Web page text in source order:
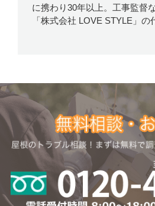
に携わり30年以上。工事監督
「株式会社 LOVE STYLE」の